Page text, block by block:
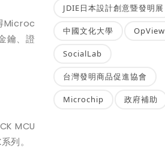
Microc
鑰、證
MCU
系列。
JDIE日本設計創意暨發明展
中國文化大學 OpView
SocialLab
台灣發明商品促進協會
Microchip 政府補助